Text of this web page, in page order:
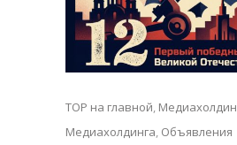
TOP на главной,
Медиахолдинга, Объявления